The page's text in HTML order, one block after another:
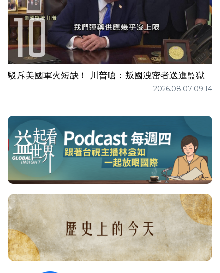
駁斥美國軍火短缺！ 川普嗆：叛國洩密者送進監獄
2026.08.07 09:14